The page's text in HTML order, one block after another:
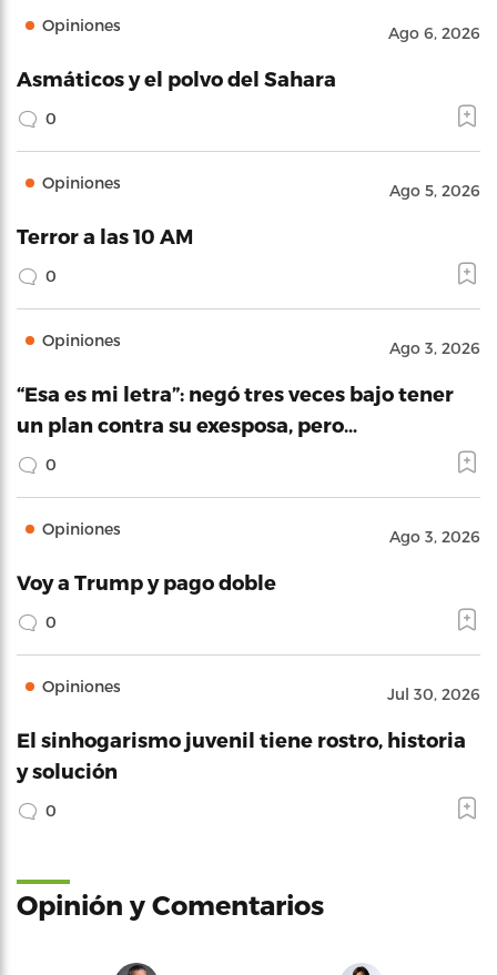
Opiniones Ago 6, 2026
Asmáticos y el polvo del Sahara
0
Opiniones Ago 5, 2026
Terror a las 10 AM
0
Opiniones Ago 3, 2026
“Esa es mi letra”: negó tres veces bajo tener
un plan contra su exesposa, pero…
0
Opiniones Ago 3, 2026
Voy a Trump y pago doble
0
Opiniones Jul 30, 2026
El sinhogarismo juvenil tiene rostro, historia
y solución
0
Opinión y Comentarios